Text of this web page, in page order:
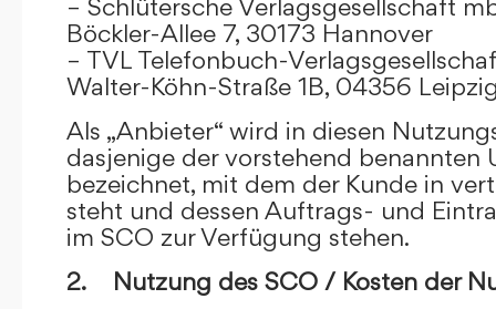
– Schlütersche Verlagsgesellschaft
Böckler-Allee 7, 30173 Hannover
– TVL Telefonbuch-
Walter-Köhn-Straße 1B, 04356
Als „Anbieter“ wird in diesen
dasjenige der vorstehend benannten
bezeichnet, mit dem der Kunde in
steht und dessen Auftrags- und
im SCO zur Verfügung stehen.
2. Nutzung des SCO / Kosten der